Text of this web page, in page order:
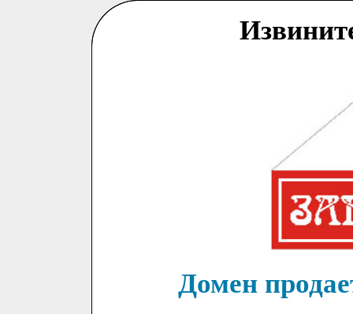
Домен